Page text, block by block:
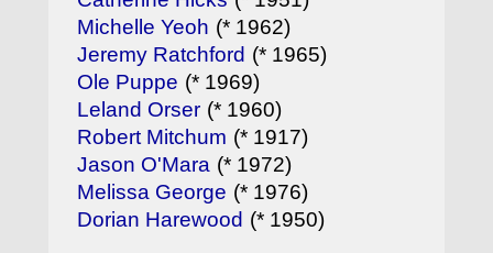
Michelle Yeoh (* 1962)
Jeremy Ratchford (* 1965)
Ole Puppe (* 1969)
Leland Orser (* 1960)
Robert Mitchum (* 1917)
Jason O'Mara (* 1972)
Melissa George (* 1976)
Dorian Harewood (* 1950)